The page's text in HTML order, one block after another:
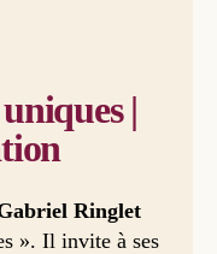
|
Ringlet
». Il invite à ses